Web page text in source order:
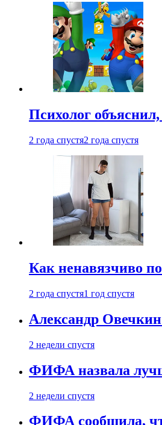
Психолог
2 года спустя2 года спустя
Как ненавязчиво
2 года спустя1 год спустя
Александр Овечкин
2 недели спустя
ФИФА назвала
2 недели спустя
ФИФА сообщила,